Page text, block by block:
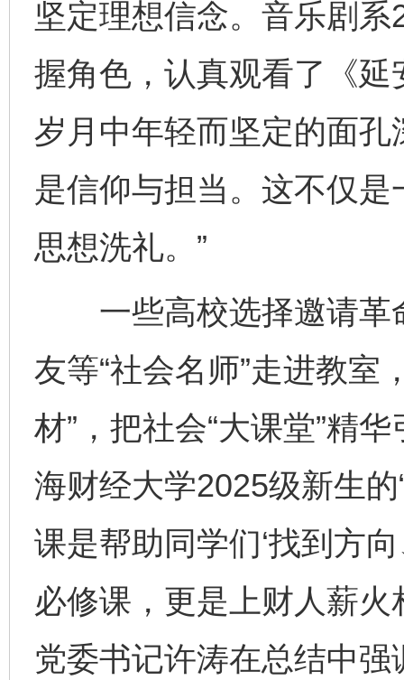
坚定理想信念。音乐剧
握角色，认真观看了《
岁月中年轻而坚定的面孔
是信仰与担当。这不仅
思想洗礼。”
一些高校选择邀请革
友等“社会名师”走进教室
材”，把社会“大课堂”精
海财经大学2025级新生
课是帮助同学们‘找到方
必修课，更是上财人薪火
党委书记许涛在总结中